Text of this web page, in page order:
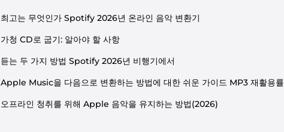
최고는 무엇인가 Spotify 2026년 온라인 음악 변환기
가청 CD로 굽기: 알아야 할 사항
듣는 두 가지 방법 Spotify 2026년 비행기에서
Apple Music을 다음으로 변환하는 방법에 대한 쉬운 가이드 MP3 재활용률
오프라인 청취를 위해 Apple 음악을 유지하는 방법(2026)